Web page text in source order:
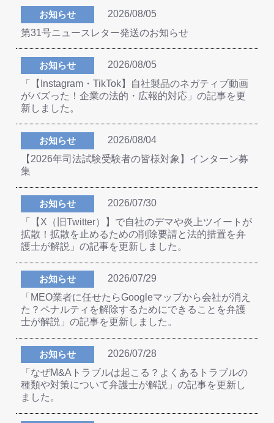
お知らせ
2026/08/05
第31号ニュースレター発送のお知らせ
お知らせ
2026/08/05
「【Instagram・TikTok】自社製品のネガティブ動画
がバズった！企業の法的・広報的対応」の記事を更
新しました。
お知らせ
2026/08/04
【2026年司法試験受験者の皆様対象】インターン募
集
お知らせ
2026/07/30
「【X（旧Twitter）】で自社のデマや炎上ツイートが
拡散！拡散を止めるための削除要請と法的措置を弁
護士が解説」の記事を更新しました。
お知らせ
2026/07/29
「MEO業者に任せたらGoogleマップから会社が消え
た？ペナルティを解除するためにできることを弁護
士が解説」の記事を更新しました。
お知らせ
2026/07/28
「なぜM&Aトラブルは起こる？よくあるトラブルの
種類や対策について弁護士が解説」の記事を更新し
ました。